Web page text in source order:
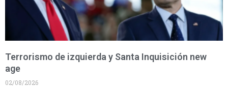
Terrorismo de izquierda y Santa Inquisición new
age
02/08/2026